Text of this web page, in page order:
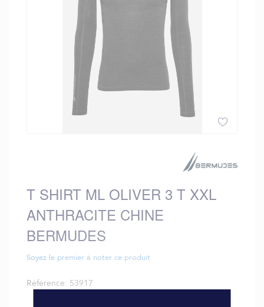
of
the
images
T SHIRT ML OLIVER 3 T XXL
ANTHRACITE CHINE
BERMUDES
Soyez le premier à noter ce produit
Référence 53917